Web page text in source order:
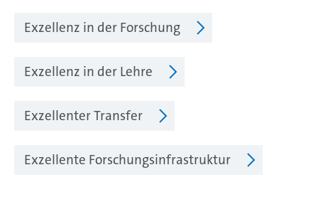
Exzellenz in der Forschung
Exzellenz in der Lehre
Exzellenter Transfer
Exzellente Forschungsinfrastruktur